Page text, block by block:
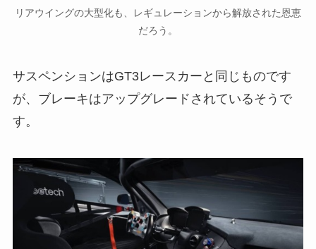
リアウイングの大型化も、レギュレーションから解放された恩恵
だろう。
サスペンションはGT3レースカーと同じものです
が、ブレーキはアップグレードされているそうで
す。